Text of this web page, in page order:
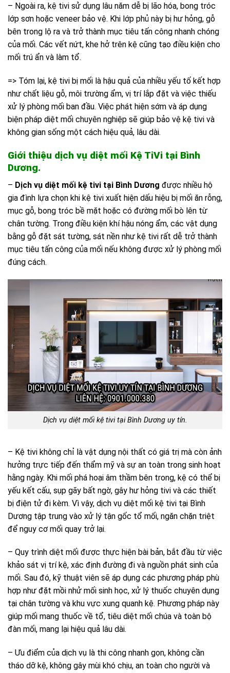
– Ngoài ra, kệ tivi sử dụng lâu năm dễ bị lão hóa, bong tróc
lớp sơn hoặc veneer bảo vệ. Khi lớp phủ này bị hư hỏng, gỗ
bên trong lộ ra và trở thành mục tiêu tấn công nhanh chóng
của mối. Các vết nứt, khe hở trên kệ cũng tạo điều kiện cho
mối trú ẩn và làm tổ.
=> Tóm lại, kệ tivi bị mối là hậu quả của nhiều yếu tố kết hợp
như chất liệu gỗ, môi trường ẩm, vị trí lắp đặt và việc thiếu
xử lý phòng mối ban đầu. Việc phát hiện sớm và áp dụng
biện pháp diệt mối chuyên nghiệp sẽ giúp bảo vệ kệ tivi và
không gian sống một cách hiệu quả, lâu dài.
Giới thiệu dịch vụ diệt mối Kệ TiVi tại Bình
Dương.
– Dịch vụ diệt mối kệ tivi tại Bình Dương được nhiều hộ
gia đình lựa chọn khi kệ tivi xuất hiện dấu hiệu bị mối ăn rỗng,
mục gỗ, bong tróc bề mặt hoặc có đường mối bò lên từ
chân tường. Trong điều kiện khí hậu nóng ẩm, các vật dụng
bằng gỗ đặt sát tường, sát nền như kệ tivi rất dễ trở thành
mục tiêu tấn công của mối nếu không được xử lý phòng mối
đúng cách.
Dịch vụ diệt mối kệ tivi tại Bình Dương uy tín.
– Kệ tivi không chỉ là vật dụng nội thất có giá trị mà còn ảnh
hưởng trực tiếp đến thẩm mỹ và sự an toàn trong sinh hoạt
hằng ngày. Khi mối phá hoại âm thầm bên trong, kệ có thể bị
yếu kết cấu, sụp gãy bất ngờ, gây hư hỏng tivi và các thiết
bị điện tử đi kèm. Vì vậy, dịch vụ diệt mối kệ tivi tại Bình
Dương tập trung vào xử lý tận gốc tổ mối, ngăn chặn triệt
để nguy cơ mối quay trở lại.
– Quy trình diệt mối được thực hiện bài bản, bắt đầu từ việc
khảo sát vị trí kệ, xác định đường đi và nguồn phát sinh của
mối. Sau đó, kỹ thuật viên sẽ áp dụng các phương pháp phù
hợp như đặt mồi nhử mối sinh học, xử lý thuốc chuyên dụng
tại chân tường và khu vực xung quanh kệ. Phương pháp này
giúp mối mang thuốc về tổ, tiêu diệt mối chúa và toàn bộ
đàn mối, mang lại hiệu quả lâu dài.
– Ưu điểm của dịch vụ là thi công nhanh gọn, không cần
tháo dỡ kệ, không gây mùi khó chịu, an toàn cho người và